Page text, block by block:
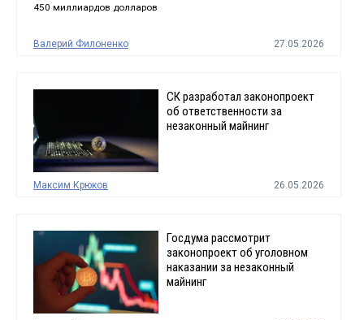
450 миллиардов долларов
Валерий Филоненко 27.05.2026
СК разработал законопроект
об ответственности за
незаконный майнинг
Максим Крюков 26.05.2026
Госдума рассмотрит
законопроект об уголовном
наказании за незаконный
майнинг